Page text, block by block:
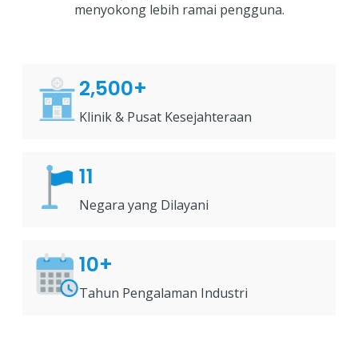
menyokong lebih ramai pengguna.
2,500+
Klinik & Pusat Kesejahteraan
11
Negara yang Dilayani
10+
Tahun Pengalaman Industri